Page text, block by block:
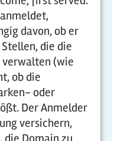
davon, ob er
die die
verwalten (wie
ob die
oder
Der Anmelder
versichern,